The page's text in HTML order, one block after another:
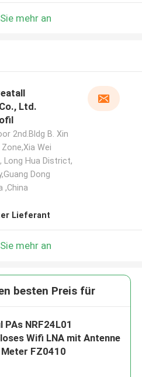
Nachricht
bald zurück!
mehr an
Ltd.
2nd.Bldg B. Xin
Wei
Long Hua District,
Dong
,China
Lieferant
mehr an
besten Preis für
PAs NRF24L01
Wifi LNA mit Antenne
FZ0410